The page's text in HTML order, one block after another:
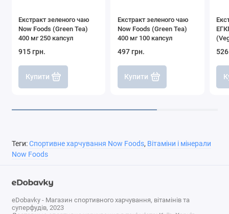
Екстракт зеленого чаю
Now Foods (Green Tea)
400 мг 250 капсул
915 грн.
Купити
Екстракт зеленого чаю
Now Foods (Green Tea)
400 мг 100 капсул
497 грн.
Купити
Теги:Спортивне харчування Now Foods, Вітаміни і мінерали
Now Foods
eDobavky - Магазин спортивного харчування, вітамінів та
суперфудів, 2023